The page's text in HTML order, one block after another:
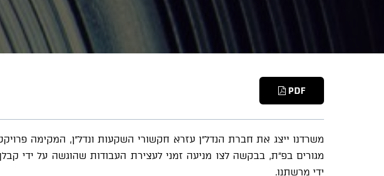
PDF
מגורים בפ"ת, בבקשה לצו מניעה זמני לעצירת העבודות שהוגשה על ידי
ידי מרשתנו.